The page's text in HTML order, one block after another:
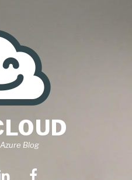
Blog
LinkedinFacebook